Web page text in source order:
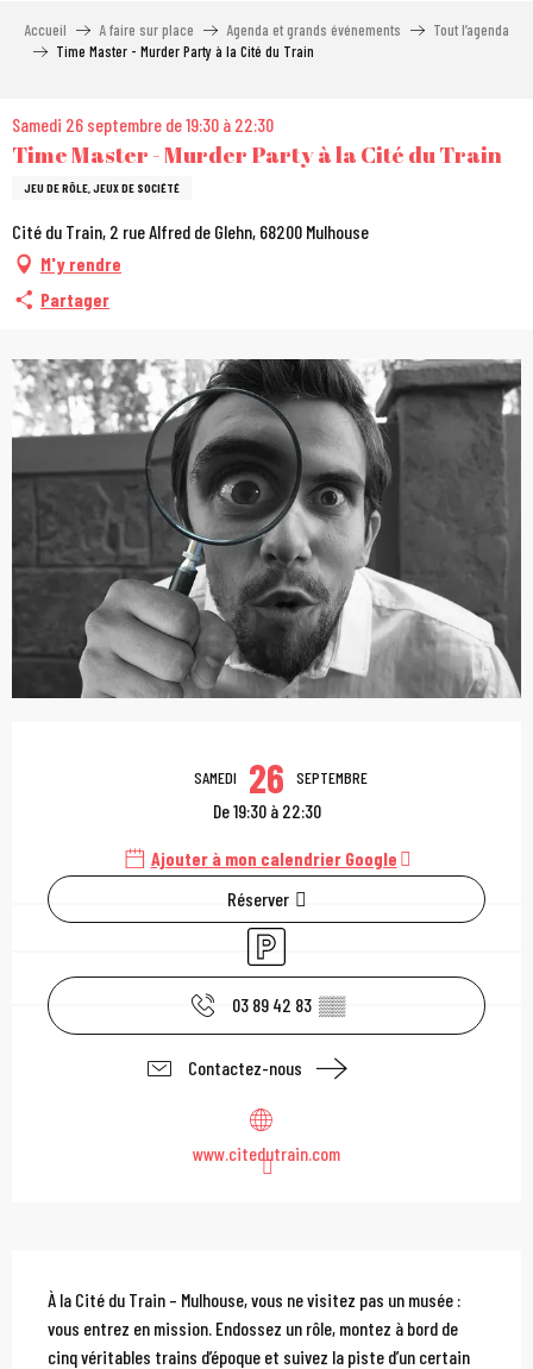
Accueil A faire sur place Agenda et grands événements
Tout l’agenda
Time Master - Murder Party à la Cité du Train
Samedi 26 septembre de 19:30 à 22:30
Time Master - Murder Party à la Cité du Train
JEU DE RÔLE, JEUX DE SOCIÉTÉ
Cité du Train, 2 rue Alfred de Glehn, 68200 Mulhouse
M'y rendre
Partager
Ouverture et
SAMEDI 26 SEPTEMBRE
De 19:30 à 22:30
Ajouter à mon calendrier Google
Réserver
Parking
03 89 42 83 ▒▒
Contactez-nous
www.citedutrain.com
Description
À la Cité du Train – Mulhouse, vous ne visitez pas un musée :
vous entrez en mission. Endossez un rôle, montez à bord de
cinq véritables trains d’époque et suivez la piste d’un certain